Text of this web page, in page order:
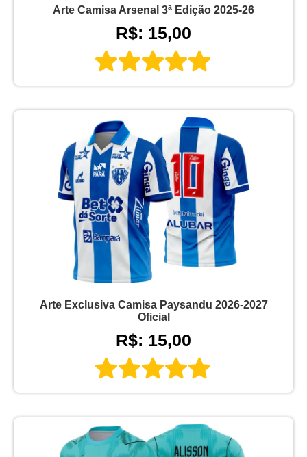
Arte Camisa Arsenal 3ª Edição 2025-26
R$: 15,00
Arte Exclusiva Camisa Paysandu 2026-2027
Oficial
R$: 15,00